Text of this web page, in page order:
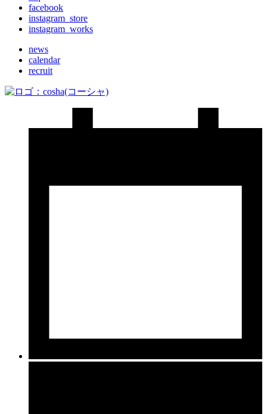
facebook
instagram_store
instagram_works
news
calendar
recruit